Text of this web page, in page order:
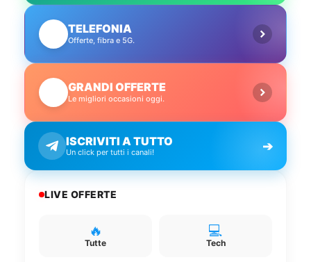
TELEFONIA
Offerte, fibra e 5G.
GRANDI OFFERTE
Le migliori occasioni oggi.
ISCRIVITI A TUTTO
Un click per tutti i canali! ➔
LIVE OFFERTE
🔥
Tutte
💻
Tech